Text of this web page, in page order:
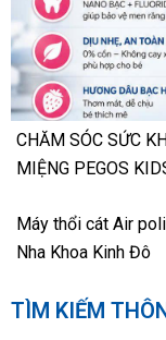
CHĂM SÓC SỨC
MIỆNG PEGOS
Máy thổi cát Air
Nha Khoa Kinh Đô
TÌM KIẾM